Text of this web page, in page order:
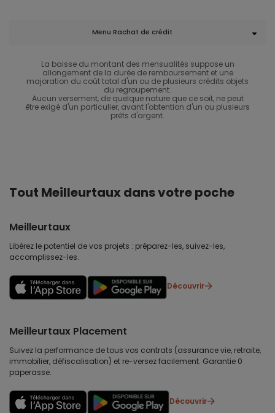
Menu Rachat de crédit
La baisse du montant des mensualités suppose un
allongement de la durée de remboursement et une
majoration du coût total d'un ou de plusieurs crédits objets
du regroupement.
Aucun versement, de quelque nature que ce soit, ne peut
être exigé d'un particulier, avant l'obtention d'un ou plusieurs
prêts d'argent.
Tout Meilleurtaux dans votre poche
Meilleurtaux
Libérez le potentiel de vos projets : préparez-les, suivez-les,
accomplissez-les.
Découvrir
Meilleurtaux Placement
Suivez la performance de tous vos contrats (assurance vie, retraite,
immobilier, défiscalisation) et re-versez facilement. Garantie 0
paperasse.
Découvrir